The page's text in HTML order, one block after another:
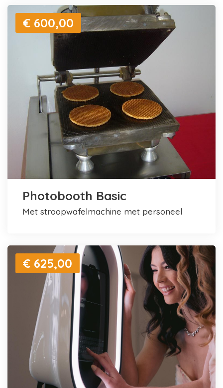
€ 600,00
Photobooth Basic
met stroopwafelmachine met personeel
€ 625,00